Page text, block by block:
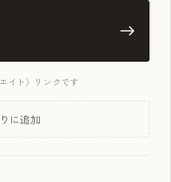
イト）リンクです
に追加